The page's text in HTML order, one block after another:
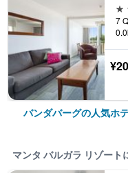
4
バンダバーグの人気ホ
マンタ バルガラ リゾート